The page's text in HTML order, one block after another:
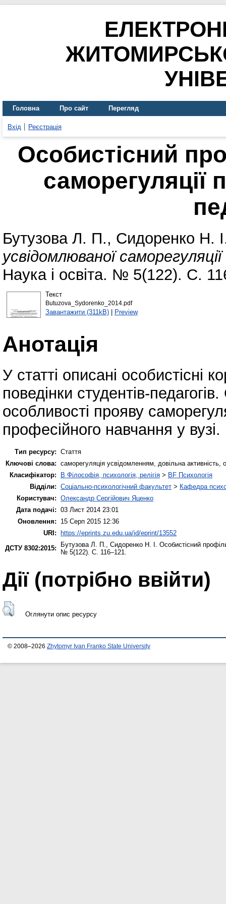
Головна Про сайт Перегляд
Вхід Реєстрація
Особистісний
саморегуляції
Бутузова Л. П., Сидоренко Н.
усвідомлюваної
Наука і освіта. № 5(122). С.
Текст
Butuzova_Sydorenko_2014.pdf
Завантажити (311kB)| Preview
Анотація
У статті описані особистісні
поведінки студентів-
особливості прояву
професійного навчання у вузі.
Тип ресурсу: Стаття
Ключові слова: саморегуляція усвідомленням, довільна активність,
Класифікатор:
B Філософія, психологія, релігія > BF Психологія
Відділи: Соціально-психологічний факультет > Кафедра
Користувач: Олександр Сергійович Яценко
Дата подачі: 03 Лист 2014 23:01
Оновлення:
15 Серп 2015 12:36
URI: https://eprints.zu.edu.ua/id/eprint/13552
ДСТУ 8302:2015:
Бутузова Л. П. Сидоренко Н. І. Особистісний
№ 5(122). С. 116–121.
Дії ​​(потрібно ввійти)
Оглянути опис ресурсу
© 2008–2026 Zhytomyr Ivan Franko State University